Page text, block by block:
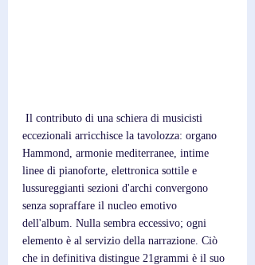
eccezionali arricchisce la tavolozza: organo
Hammond, armonie mediterranee, intime
linee di pianoforte, elettronica sottile e
lussureggianti sezioni d'archi convergono
senza sopraffare il nucleo emotivo
dell'album. Nulla sembra eccessivo; ogni
elemento è al servizio della narrazione. Ciò
che in definitiva distingue 21grammi è il suo